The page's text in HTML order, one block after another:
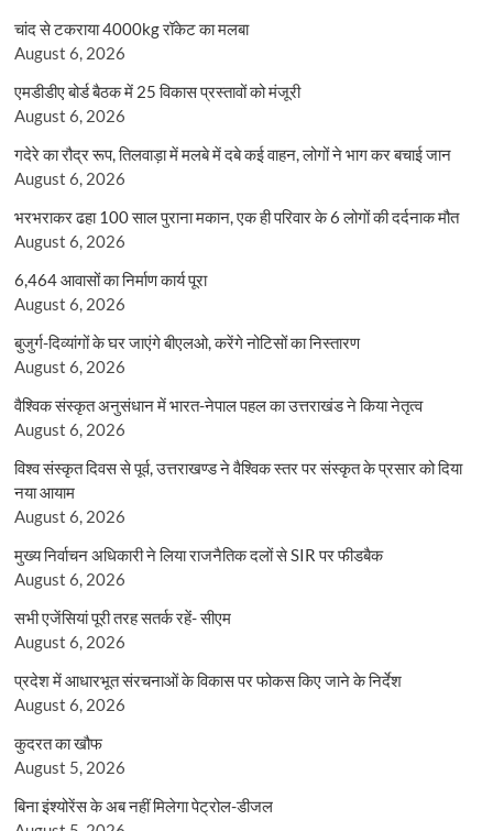
चांद से टकराया 4000kg रॉकेट का मलबा
August 6, 2026
एमडीडीए बोर्ड बैठक में 25 विकास प्रस्तावों को मंजूरी
August 6, 2026
गदेरे का रौद्र रूप, तिलवाड़ा में मलबे में दबे कई वाहन, लोगों ने भाग कर बचाई जान
August 6, 2026
भरभराकर ढहा 100 साल पुराना मकान, एक ही परिवार के 6 लोगों की दर्दनाक मौत
August 6, 2026
6,464 आवासों का निर्माण कार्य पूरा
August 6, 2026
बुजुर्ग-दिव्यांगों के घर जाएंगे बीएलओ, करेंगे नोटिसों का निस्तारण
August 6, 2026
वैश्विक संस्कृत अनुसंधान में भारत-नेपाल पहल का उत्तराखंड ने किया नेतृत्व
August 6, 2026
विश्व संस्कृत दिवस से पूर्व, उत्तराखण्ड ने वैश्विक स्तर पर संस्कृत के प्रसार को दिया
नया आयाम
August 6, 2026
मुख्य निर्वाचन अधिकारी ने लिया राजनैतिक दलों से SIR पर फीडबैक
August 6, 2026
सभी एजेंसियां पूरी तरह सतर्क रहें- सीएम
August 6, 2026
प्रदेश में आधारभूत संरचनाओं के विकास पर फोकस किए जाने के निर्देश
August 6, 2026
कुदरत का खौफ
August 5, 2026
बिना इंश्योरेंस के अब नहीं मिलेगा पेट्रोल-डीजल